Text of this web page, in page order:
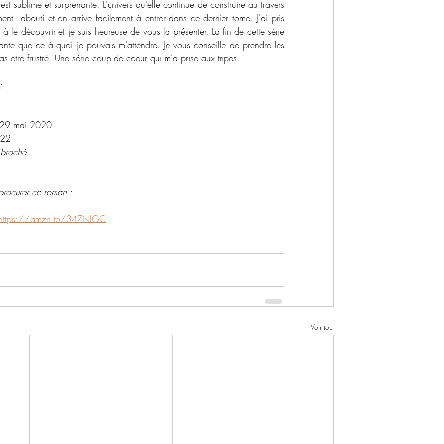
sublime et surprenante. L'univers qu'elle continue de construire au travers
abouti et on arrive facilement à entrer dans ce dernier tome. J'ai pris
le découvrir et je suis heureuse de vous la présenter. La fin de cette série
que ce à quoi je pouvais m'attendre. Je vous conseille de prendre les
être frustré. Une série coup de coeur qui m'a prise aux tripes.
mai 2020
ce roman :
amzn.to/34ZNlGC
Voir tout